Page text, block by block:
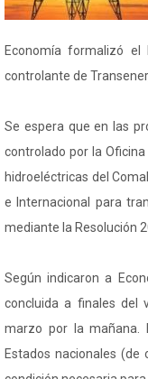
Economía formalizó
controlante de
Se espera que en las
controlado por la
hidroeléctricas del
e Internacional para
mediante la Resolución
Según indicaron a
concluida a finales del
marzo por la mañana.
Estados nacionales